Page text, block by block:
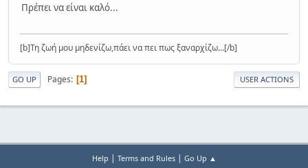
Πρέπει να είναι καλό...
[b]Τη ζωή μου μηδενίζω,πάει να πει πως ξαναρχίζω...[/b]
GO UP Pages 1 USER ACTIONS
Help | Terms and Rules| Go Up ▲